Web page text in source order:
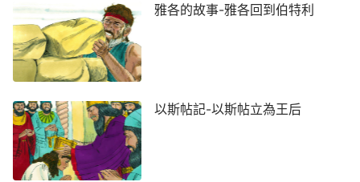
雅各的故事-雅各回到伯特利
以斯帖記-以斯帖立為王后